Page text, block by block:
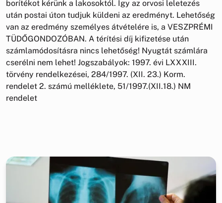
borítékot kérünk a lakosoktól. Így az orvosi leletezés
után postai úton tudjuk küldeni az eredményt. Lehetőség
van az eredmény személyes átvételére is, a VESZPRÉMI
TÜDŐGONDOZÓBAN. A térítési díj kifizetése után
számlamódosításra nincs lehetőség! Nyugtát számlára
cserélni nem lehet! Jogszabályok: 1997. évi LXXXIII.
törvény rendelkezései, 284/1997. (XII. 23.) Korm.
rendelet 2. számú melléklete, 51/1997.(XII.18.) NM
rendelet